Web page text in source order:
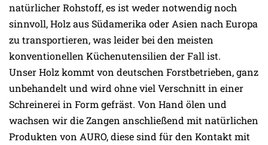
natürlicher Rohstoff, es ist weder notwendig noch
sinnvoll, Holz aus Südamerika oder Asien nach Europa
zu transportieren, was leider bei den meisten
konventionellen Küchenutensilien der Fall ist.
Unser Holz kommt von deutschen Forstbetrieben, ganz
unbehandelt und wird ohne viel Verschnitt in einer
Schreinerei in Form gefräst. Von Hand ölen und
wachsen wir die Zangen anschließend mit natürlichen
Produkten von AURO, diese sind für den Kontakt mit